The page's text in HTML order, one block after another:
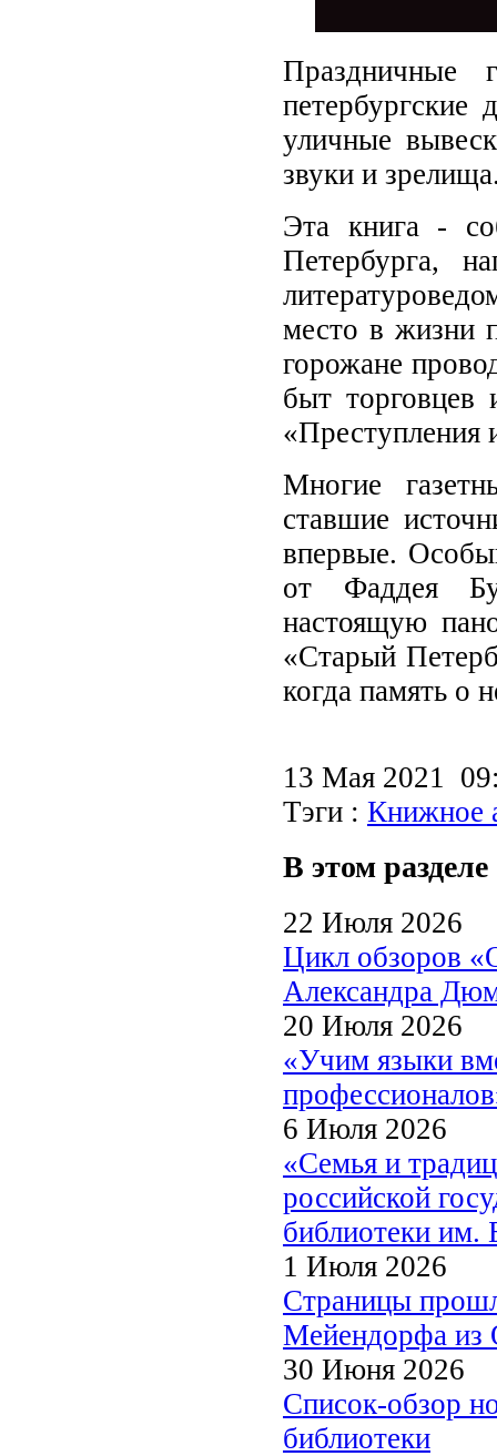
Праздничные
петербургские
уличные
звуки и
Эта книга -
Петербурга,
место в жизни
горожане
быт торговцев
«Преступления
Многие
ставшие
впервые.
от Фаддея
настоящую
«Старый
когда память о
13 Мая 2021
Тэги : Книжное
В этом разделе
22 Июля 2026
Цикл обзоров
Александра
20 Июля 2026
«Учим языки
6 Июля 2026
«Семья и
российской
библиотеки им.
1 Июля 2026
Страницы
Мейендорфа из
30 Июня 2026
Список-обзор
библиотеки